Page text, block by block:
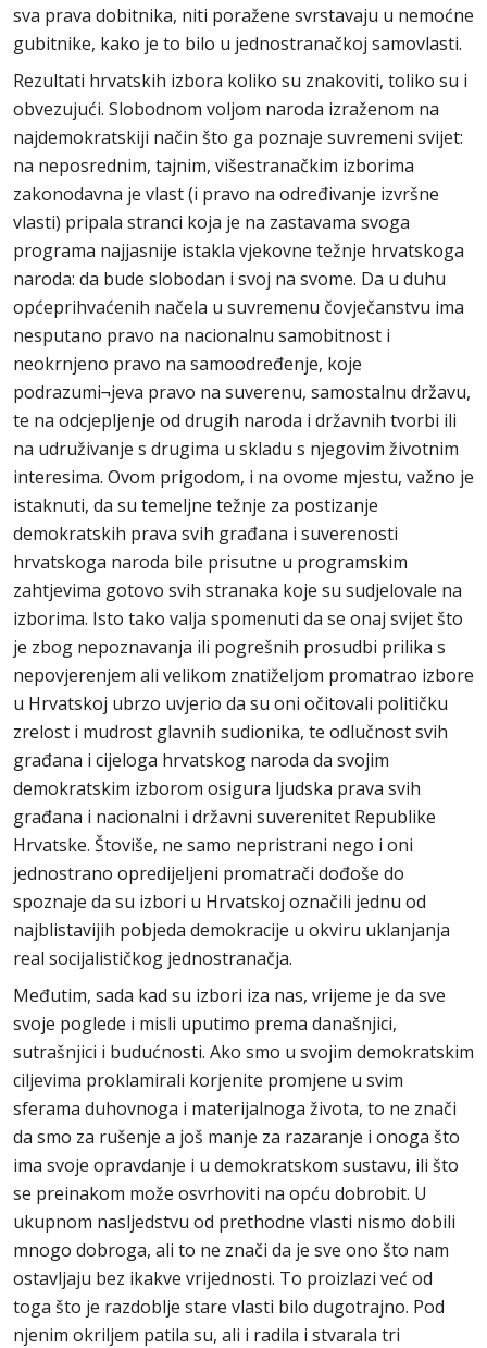
sva prava dobitnika, niti poražene svrstavaju u nemoćne
gubitnike, kako je to bilo u jednostranačkoj samovlasti.
Rezultati hrvatskih izbora koliko su znakoviti, toliko su i
obvezujući. Slobodnom voljom naroda izraženom na
najdemokratskiji način što ga poznaje suvremeni svijet:
na neposrednim, tajnim, višestranačkim izborima
zakonodavna je vlast (i pravo na određivanje izvršne
vlasti) pripala stranci koja je na zastavama svoga
programa najjasnije istakla vjekovne težnje hrvatskoga
naroda: da bude slobodan i svoj na svome. Da u duhu
općeprihvaćenih načela u suvremenu čovječanstvu ima
nesputano pravo na nacionalnu samobitnost i
neokrnjeno pravo na samoodređenje, koje
podrazumi¬jeva pravo na suverenu, samostalnu državu,
te na odcjepljenje od drugih naroda i državnih tvorbi ili
na udruživanje s drugima u skladu s njegovim životnim
interesima. Ovom prigodom, i na ovome mjestu, važno je
istaknuti, da su temeljne težnje za postizanje
demokratskih prava svih građana i suverenosti
hrvatskoga naroda bile prisutne u programskim
zahtjevima gotovo svih stranaka koje su sudjelovale na
izborima. Isto tako valja spomenuti da se onaj svijet što
je zbog nepoznavanja ili pogrešnih prosudbi prilika s
nepovjerenjem ali velikom znatiželjom promatrao izbore
u Hrvatskoj ubrzo uvjerio da su oni očitovali političku
zrelost i mudrost glavnih sudionika, te odlučnost svih
građana i cijeloga hrvatskog naroda da svojim
demokratskim izborom osigura ljudska prava svih
građana i nacionalni i državni suverenitet Republike
Hrvatske. Štoviše, ne samo nepristrani nego i oni
jednostrano opredijeljeni promatrači dođoše do
spoznaje da su izbori u Hrvatskoj označili jednu od
najblistavijih pobjeda demokracije u okviru uklanjanja
real socijalističkog jednostranačja.
Međutim, sada kad su izbori iza nas, vrijeme je da sve
svoje poglede i misli uputimo prema današnjici,
sutrašnjici i budućnosti. Ako smo u svojim demokratskim
ciljevima proklamirali korjenite promjene u svim
sferama duhovnoga i materijalnoga života, to ne znači
da smo za rušenje a još manje za razaranje i onoga što
ima svoje opravdanje i u demokratskom sustavu, ili što
se preinakom može osvrhoviti na opću dobrobit. U
ukupnom nasljedstvu od prethodne vlasti nismo dobili
mnogo dobroga, ali to ne znači da je sve ono što nam
ostavljaju bez ikakve vrijednosti. To proizlazi već od
toga što je razdoblje stare vlasti bilo dugotrajno. Pod
njenim okriljem patila su, ali i radila i stvarala tri